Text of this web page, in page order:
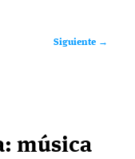
Siguiente →
música